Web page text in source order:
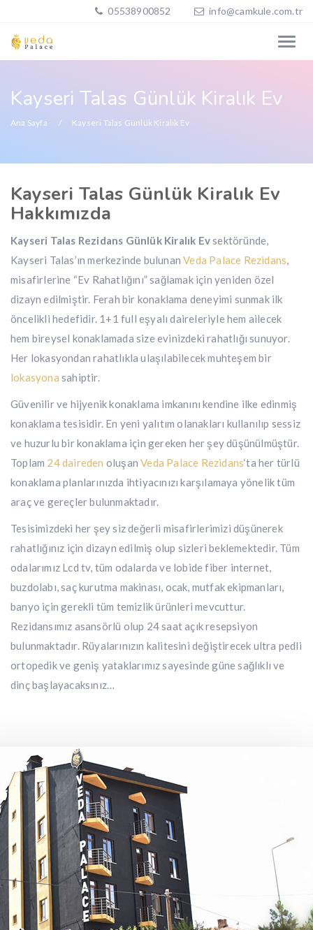
05538900852 info@camkule.com.tr
Kayseri Talas Günlük Kiralık Ev
Ana Sayfa Kayseri Talas Günlük Kiralık Ev
Kayseri Talas Günlük Kiralık Ev
Hakkımızda
Kayseri Talas Rezidans Günlük Kiralık Evsektöründe,
Kayseri Talas’ın merkezinde bulunanVeda Palace Rezidans,
misafirlerine “Ev Rahatlığını” sağlamak için yeniden özel
dizayn edilmiştir. Ferah bir konaklama deneyimi sunmak ilk
öncelikli hedefidir. 1+1 full eşyalı daireleriyle hem ailecek
hem bireysel konaklamada size evinizdeki rahatlığı sunuyor.
Her lokasyondan rahatlıkla ulaşılabilecek muhteşem bir
lokasyona sahiptir.
Güvenilir ve hijyenik konaklama imkanını kendine ilke edinmiş
konaklama tesisidir. En yeni yalıtım olanakları kullanılıp sessiz
ve huzurlu bir konaklama için gereken her şey düşünülmüştür.
Toplam 24 daireden oluşanVeda Palace Rezidans‘ta her türlü
konaklama planlarınızda ihtiyacınızı karşılamaya yönelik tüm
araç ve gereçler bulunmaktadır.
Tesisimizdeki her şey siz değerli misafirlerimizi düşünerek
rahatlığınız için dizayn edilmiş olup sizleri beklemektedir. Tüm
odalarımız Lcd tv, tüm odalarda ve lobide fiber internet,
buzdolabı, saç kurutma makinası, ocak, mutfak ekipmanları,
banyo için gerekli tüm temizlik ürünleri mevcuttur.
Rezidansımız asansörlü olup 24 saat açık resepsiyon
bulunmaktadır. Rüyalarınızın kalitesini değiştirecek ultra pedli
ortopedik ve geniş yataklarımız sayesinde güne sağlıklı ve
dinç başlayacaksınız…